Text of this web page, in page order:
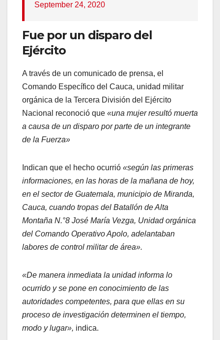
September 24, 2020
Fue por un disparo del
Ejército
A través de un comunicado de prensa, el
Comando Específico del Cauca, unidad militar
orgánica de la Tercera División del Ejército
Nacional reconoció que «una mujer resultó muerta
a causa de un disparo por parte de un integrante
de la Fuerza»
Indican que el hecho ocurrió «según las primeras
informaciones, en las horas de la mañana de hoy,
en el sector de Guatemala, municipio de Miranda,
Cauca, cuando tropas del Batallón de Alta
Montaña N.°8 José María Vezga, Unidad orgánica
del Comando Operativo Apolo, adelantaban
labores de control militar de área».
«De manera inmediata la unidad informa lo
ocurrido y se pone en conocimiento de las
autoridades competentes, para que ellas en su
proceso de investigación determinen el tiempo,
modo y lugar», indica.